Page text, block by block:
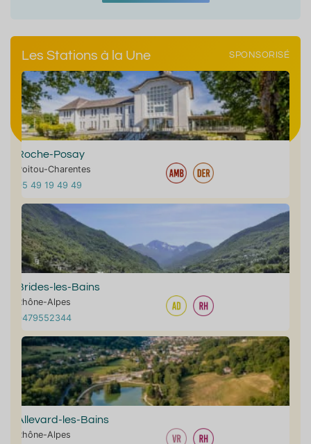
Les Stations à la Une SPONSORISÉ
Roche-Posay
Poitou-Charentes
05 49 19 49 49
Brides-les-Bains
Rhône-Alpes
0479552344
Allevard-les-Bains
Rhône-Alpes